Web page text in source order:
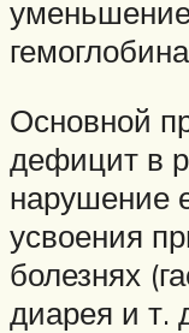
Основной
дефицит в
нарушение
усвоения
болезнях
диарея и т.